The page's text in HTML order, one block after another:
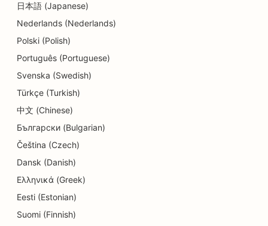
SEO pre reštaurácie
SEO pre služby dermabrázie
SEO pre obchody s detailmi
SEO pre obchody s donutmi
SEO pre čistiarne
SEO pre elektrikárov
SEO pre predajne elektroniky
SEO pre endodontistov
日本語 (Japanese)
Nederlands (Nederlands)
Polski (Polish)
Português (Portuguese)
Svenska (Swedish)
Türkçe (Turkish)
中文 (Chinese)
Български (Bulgarian)
Čeština (Czech)
Dansk (Danish)
Ελληνικά (Greek)
Eesti (Estonian)
Suomi (Finnish)